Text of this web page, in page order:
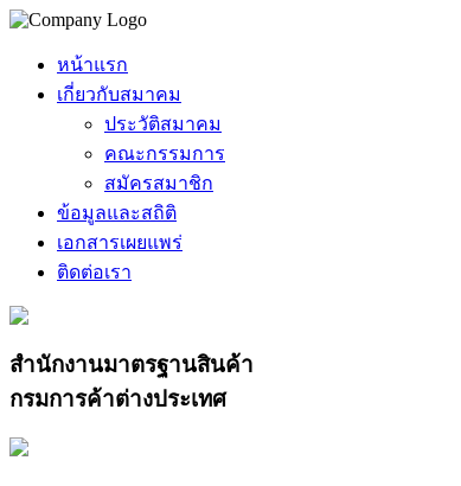
หน้าแรก
เกี่ยวกับสมาคม
ประวัติสมาคม
คณะกรรมการ
สมัครสมาชิก
ข้อมูลและสถิติ
เอกสารเผยแพร่
ติดต่อเรา
สำนักงานมาตรฐานสินค้า
กรมการค้าต่างประเทศ